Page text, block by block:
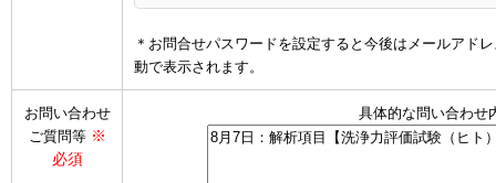
＊お問合せパスワードを設定すると今後はメールアド
動で表示されます。
お問い合わせ
ご質問等 ※
必須
具体的な問い合わせ